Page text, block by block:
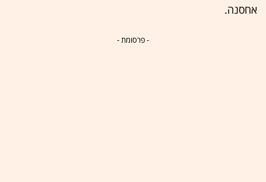
אחסנה.
- פרסומת -